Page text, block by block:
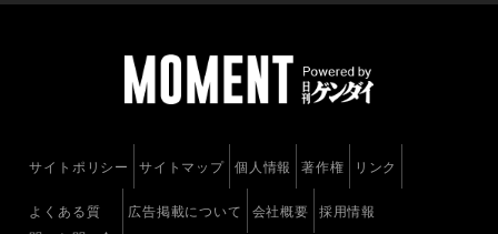
通算1300勝を達成した。
サイトポリシー サイトマップ 個人情報 著作権 リンク
よくある質
広告掲載について 会社概要 採用情報